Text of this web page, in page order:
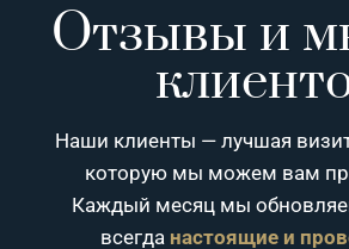
Отзывы и
Наши клиенты — лучшая
которую мы можем вам
Каждый месяц мы
всегда настоящие и